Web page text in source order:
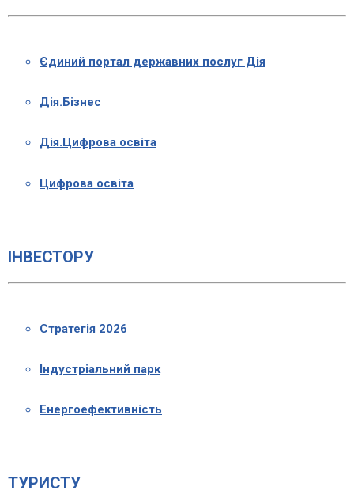
Єдиний портал державних послуг Дія
Дія.Бізнес
Дія.Цифрова освіта
Цифрова освіта
ІНВЕСТОРУ
Стратегія 2026
Індустріальний парк
Енергоефективність
ТУРИСТУ